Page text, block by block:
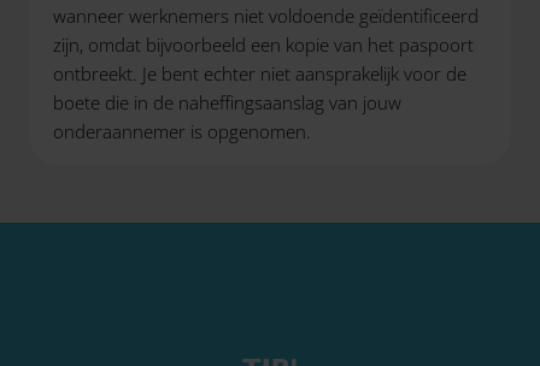
wanneer werknemers niet voldoende geïdentificeerd
zijn, omdat bijvoorbeeld een kopie van het paspoort
ontbreekt. Je bent echter niet aansprakelijk voor de
boete die in de naheffingsaanslag van jouw
onderaannemer is opgenomen.